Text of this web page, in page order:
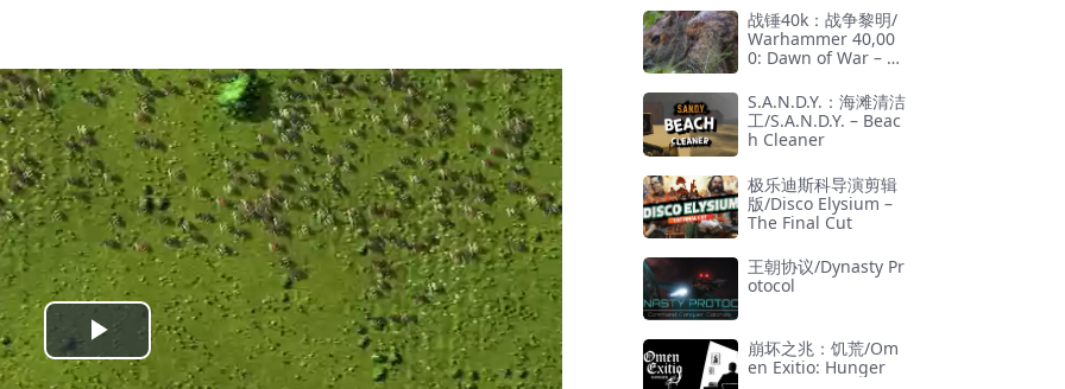
Play
Services Simulator
战锤40k：战争黎明/
Warhammer 40,00
0: Dawn of War – D
S.A.N.D.Y.：海滩清洁
工/S.A.N.D.Y. – Beac
h Cleaner
极乐迪斯科导演剪辑
版/Disco Elysium –
The Final Cut
王朝协议/Dynasty Pr
otocol
崩坏之兆：饥荒/Om
en Exitio: Hunger